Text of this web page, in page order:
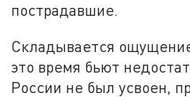
пострадавшие.
Складывается
это время бьют
России не был усвоен,